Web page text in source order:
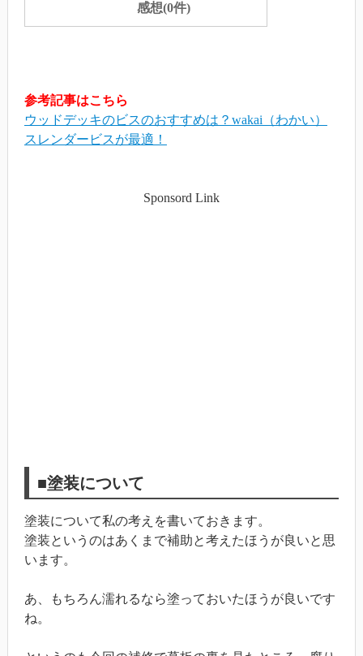
感想(0件)
参考記事はこちら
ウッドデッキのビスのおすすめは？wakai（わかい）
スレンダービスが最適！
Sponsord Link
■塗装について
塗装について私の考えを書いておきます。
塗装というのはあくまで補助と考えたほうが良いと思
います。
あ、もちろん濡れるなら塗っておいたほうが良いです
ね。